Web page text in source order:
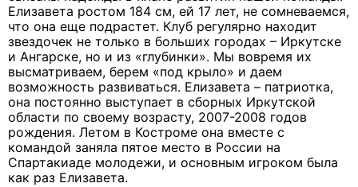
Елизавета ростом 184 см, ей 17 лет, не сомневаемся,
что она еще подрастет. Клуб регулярно находит
звездочек не только в больших городах – Иркутске
и Ангарске, но и из «глубинки». Мы вовремя их
высматриваем, берем «под крыло» и даем
возможность развиваться. Елизавета – патриотка,
она постоянно выступает в сборных Иркутской
области по своему возрасту, 2007-2008 годов
рождения. Летом в Костроме она вместе с
командой заняла пятое место в России на
Спартакиаде молодежи, и основным игроком была
как раз Елизавета.